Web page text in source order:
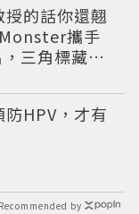
的話你還翹
攜手
三角標藏身
HPV，才有
Recommended by